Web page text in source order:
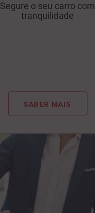
Segure o seu carro com
tranquilidade
SABER MAIS